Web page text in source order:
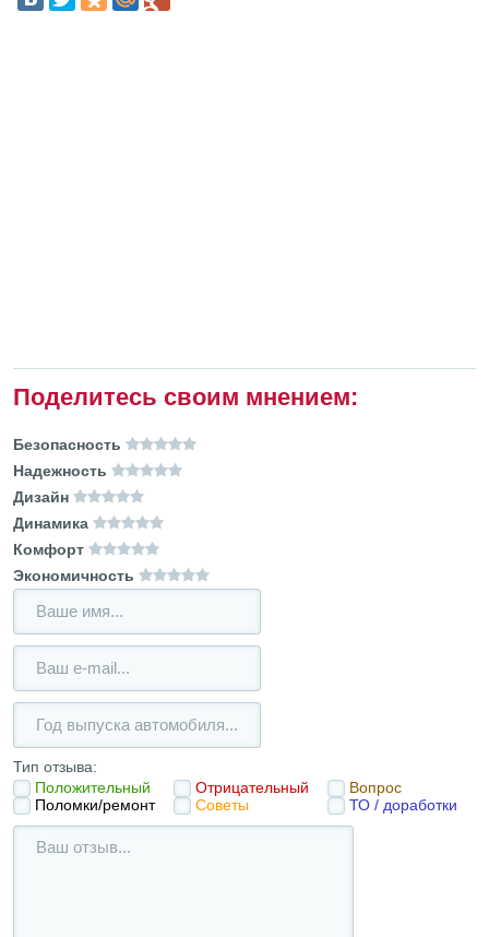
Поделитесь своим мнением:
Безопасность
Надежность
Дизайн
Динамика
Комфорт
Экономичность
Тип отзыва:
Положительный
Отрицательный
Вопрос
Поломки/ремонт
Советы ТО / доработки